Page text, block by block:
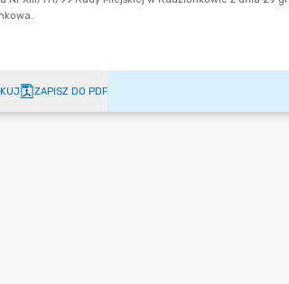
ZAPISZ DO PDF